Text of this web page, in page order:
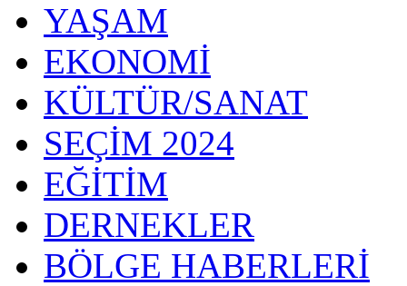
YAŞAM
EKONOMİ
KÜLTÜR/SANAT
SEÇİM 2024
EĞİTİM
DERNEKLER
BÖLGE HABERLERİ